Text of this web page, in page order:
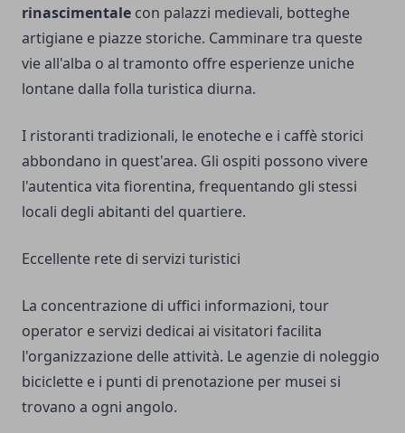
rinascimentale con palazzi medievali, botteghe
artigiane e piazze storiche. Camminare tra queste
vie all'alba o al tramonto offre esperienze uniche
lontane dalla folla turistica diurna.
I ristoranti tradizionali, le enoteche e i caffè storici
abbondano in quest'area. Gli ospiti possono vivere
l'autentica vita fiorentina, frequentando gli stessi
locali degli abitanti del quartiere.
Eccellente rete di servizi turistici
La concentrazione di uffici informazioni, tour
operator e servizi dedicai ai visitatori facilita
l'organizzazione delle attività. Le agenzie di noleggio
biciclette e i punti di prenotazione per musei si
trovano a ogni angolo.